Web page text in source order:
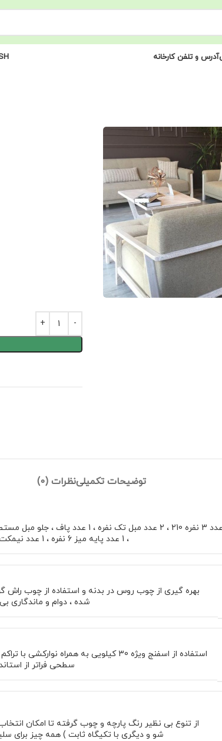
آدرس و تلفن کارخانه
توضیحات تکمیلینظرات (0)
، 1 عدد پایه میز 6 نفره ، 1 عدد نیمکت 2 نفره ، 4 عدد صندلی کرو
بهره گیری از چوب روس در بدنه و استفاده از چوب
شده ، دوام و ماندگاری
سطحی فراتر از
از تنوع بی نظیر رنگ پارچه و چوب گرفته تا امکان
شو و دیگری با تکیگاه ثابت ) همه چیز برای